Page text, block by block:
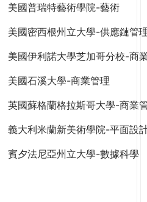
美國普瑞特藝術學院-藝術
美國密西根州立大學-供應鏈管
美國伊利諾大學芝加哥分校-商
美國石溪大學-商業管理
英國蘇格蘭格拉斯哥大學-商業
義大利米蘭新美術學院-平面設
賓夕法尼亞州立大學-數據科學